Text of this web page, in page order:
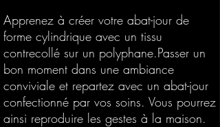
Apprenez à créer votre abat-jour de
forme cylindrique avec un tissu
contrecollé sur un polyphane.Passer un
bon moment dans une ambiance
conviviale et repartez avec un abat-jour
confectionné par vos soins. Vous pourrez
ainsi reproduire les gestes à la maison.